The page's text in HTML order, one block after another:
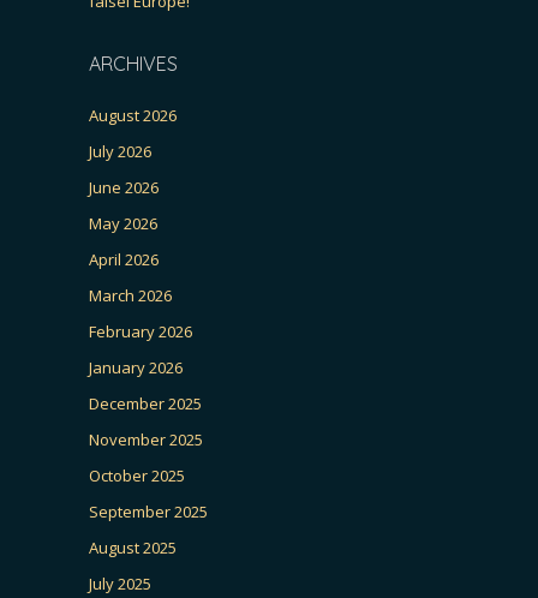
ARCHIVES
August 2026
July 2026
June 2026
May 2026
April 2026
March 2026
February 2026
January 2026
December 2025
November 2025
October 2025
September 2025
August 2025
July 2025